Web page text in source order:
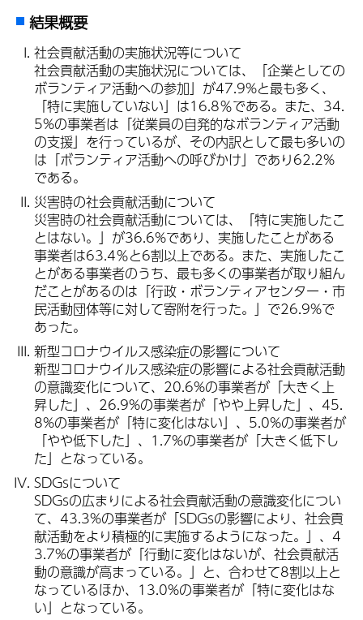
結果概要
社会貢献活動の実施状況等について
社会貢献活動の実施状況については、「企業としての
ボランティア活動への参加」が47.9%と最も多く、
「特に実施していない」は16.8％である。また、34.
5%の事業者は「従業員の自発的なボランティア活動
の支援」を行っているが、その内訳として最も多いの
は「ボランティア活動への呼びかけ」であり62.2%
である。
災害時の社会貢献活動について
災害時の社会貢献活動については、「特に実施したこ
とはない。」が36.6%であり、実施したことがある
事業者は63.4％と6割以上である。また、実施したこ
とがある事業者のうち、最も多くの事業者が取り組ん
だことがあるのは「行政・ボランティアセンター・市
民活動団体等に対して寄附を行った。」で26.9%で
あった。
新型コロナウイルス感染症の影響について
新型コロナウイルス感染症の影響による社会貢献活動
の意識変化について、20.6%の事業者が「大きく上
昇した」、26.9%の事業者が「やや上昇した」、45.
8%の事業者が「特に変化はない」、5.0%の事業者が
「やや低下した」、1.7%の事業者が「大きく低下し
た」となっている。
SDGsについて
SDGsの広まりによる社会貢献活動の意識変化につい
て、43.3%の事業者が「SDGsの影響により、社会貢
献活動をより積極的に実施するようになった。」、4
3.7%の事業者が「行動に変化はないが、社会貢献活
動の意識が高まっている。」と、合わせて8割以上と
なっているほか、13.0%の事業者が「特に変化はな
い」となっている。